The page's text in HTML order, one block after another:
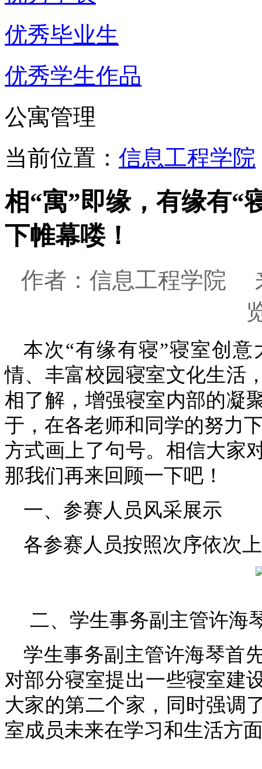
优秀毕业生
优秀学生作品
公寓管理
当前位置： 信息工程学院
相“寓”即缘，有缘有
下帷幕喽！
作者：信息工程学院
本次“有缘有寝”寝室创
情、丰富校园寝室文化生活
相了解，增强寝室内部的凝
于，在各老师和同学的努力
方式画上了句号。相信大家
那我们再来回顾一下吧！
一、参赛人员风采展示
各参赛人员按照次序依次
二、学生事务副主管许海
学生事务副主管许海琴首
对部分寝室提出一些寝室建
大家的第二个家，同时强调
室成员未来在学习和生活方